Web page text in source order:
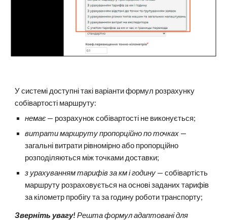
У системі доступні такі варіанти формул розрахунку
собівартості маршруту:
немає— розрахунок собівартості не виконується;
витрати маршруту пропорційно по точках —
загальні витрати рівномірно або пропорційно
розподіляються між точками доставки;
з урахуванням тарифів за км і годину — собівартість
маршруту розраховується на основі заданих тарифів
за кілометр пробігу та за годину роботи транспорту;
Зверніть увагу! Решта формул адаптовані для